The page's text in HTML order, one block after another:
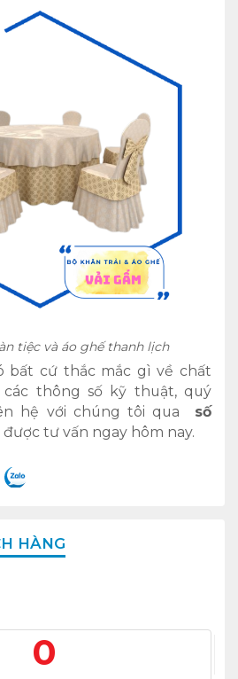
tiệc và áo ghế thanh lịch
bất cứ thắc mắc gì về chất
các thông số kỹ thuật, quý
hệ với chúng tôi qua số
được tư vấn ngay hôm nay.
HÀNG
0